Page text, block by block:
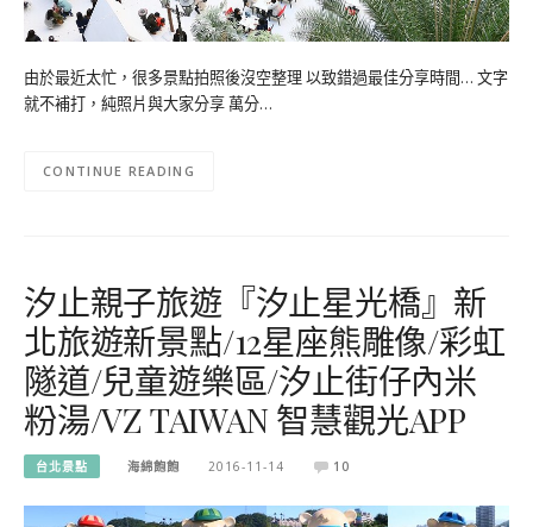
由於最近太忙，很多景點拍照後沒空整理 以致錯過最佳分享時間… 文字
就不補打，純照片與大家分享 萬分…
CONTINUE READING
汐止親子旅遊『汐止星光橋』新
北旅遊新景點/12星座熊雕像/彩虹
隧道/兒童遊樂區/汐止街仔內米
粉湯/VZ TAIWAN 智慧觀光APP
台北景點 海綿飽飽 2016-11-14 10